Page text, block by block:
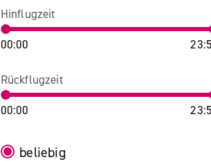
Hinflugzeit
00:00
Rückflugzeit
00:00
beliebig